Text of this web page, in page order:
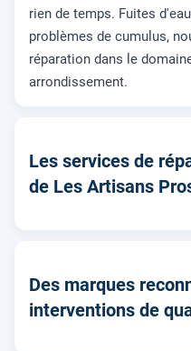
rien de temps. Fuites
problèmes de cumulus,
réparation dans le
arrondissement.
Les services de
de Les Artisans
Des marques
interventions de